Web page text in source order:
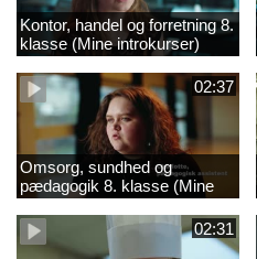
Kontor, handel og forretning 8.
klasse (Mine introkurser)
2022
02:37
Omsorg, sundhed og
pædagogik 8. klasse (Mine
introkurser) 2022
02:31